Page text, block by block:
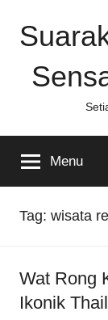
Menu
Tag: wisata
Wat Rong
Ikonik